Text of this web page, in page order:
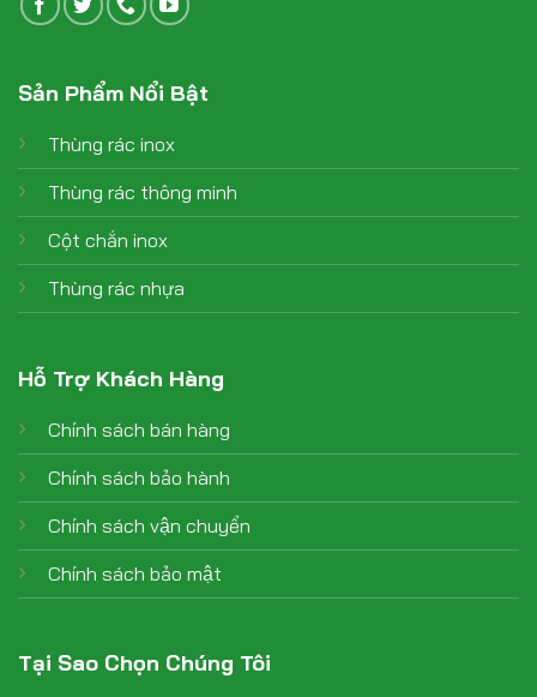
Sản Phẩm Nổi Bật
Thùng rác inox
Thùng rác thông minh
Cột chắn inox
Thùng rác nhựa
Hỗ Trợ Khách Hàng
Chính sách bán hàng
Chính sách bảo hành
Chính sách vận chuyển
Chính sách bảo mật
Tại Sao Chọn Chúng Tôi